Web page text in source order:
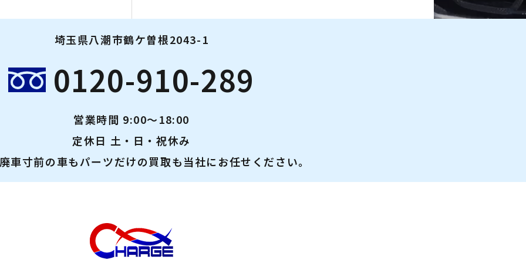
埼玉県八潮市鶴ケ曽根2043-1
0120-910-289
営業時間 9:00～18:00
定休日 土・日・祝休み
車寸前の車もパーツだけの買取も当社にお任せください。